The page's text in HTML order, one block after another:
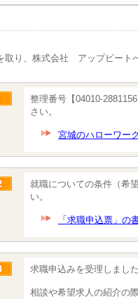
取り、株式会社 アップビート
整理番号【04010-
さい。
宮城のハローワー
就職についての条件（希
い。
「求職申込票」の
求職申込みを受理しまし
相談や希望求人の紹介の